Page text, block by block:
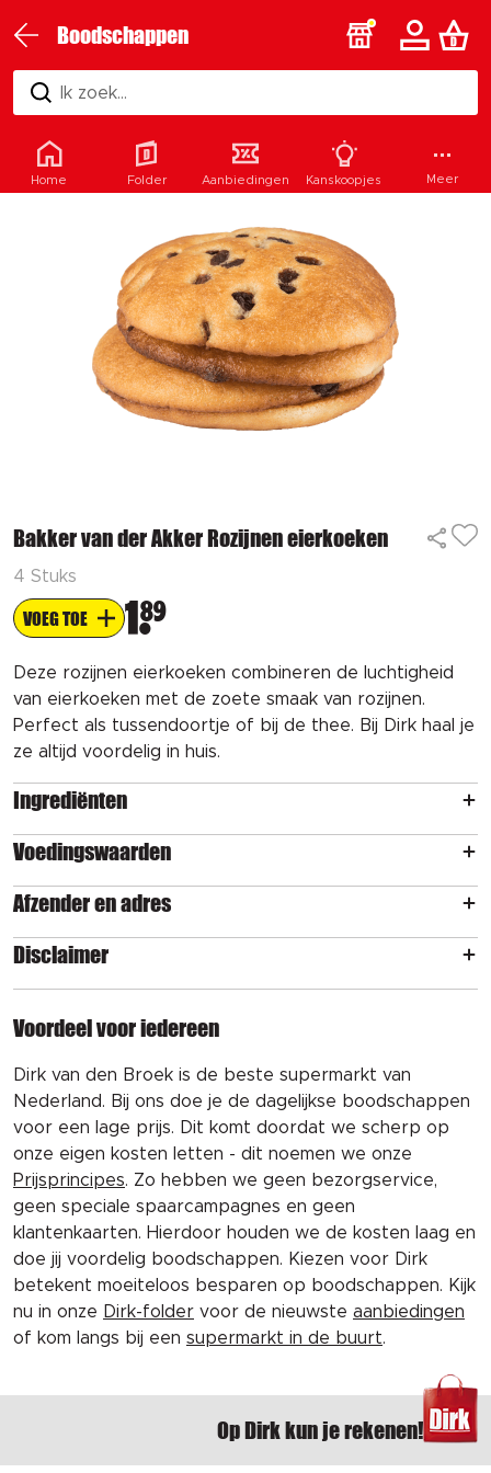
Boodschappen
Ik zoek...
Bakker van der Akker Rozijnen eierkoeken
4 Stuks
VOEG TOE 1 89
Deze rozijnen eierkoeken combineren de luchtigheid
van eierkoeken met de zoete smaak van rozijnen.
Perfect als tussendoortje of bij de thee. Bij Dirk haal je
ze altijd voordelig in huis.
Ingrediënten
Voedingswaarden
Afzender en adres
Disclaimer
Voordeel voor iedereen
Dirk van den Broek is de beste supermarkt van
Nederland. Bij ons doe je de dagelijkse boodschappen
voor een lage prijs. Dit komt doordat we scherp op
onze eigen kosten letten - dit noemen we onze
Prijsprincipes. Zo hebben we geen bezorgservice,
geen speciale spaarcampagnes en geen
klantenkaarten. Hierdoor houden we de kosten laag en
doe jij voordelig boodschappen. Kiezen voor Dirk
betekent moeiteloos besparen op boodschappen. Kijk
nu in onze Dirk-folder voor de nieuwste aanbiedingen
of kom langs bij een supermarkt in de buurt.
Op Dirk kun je rekenen!
Home Folder Aanbiedingen Kanskoopjes Meer